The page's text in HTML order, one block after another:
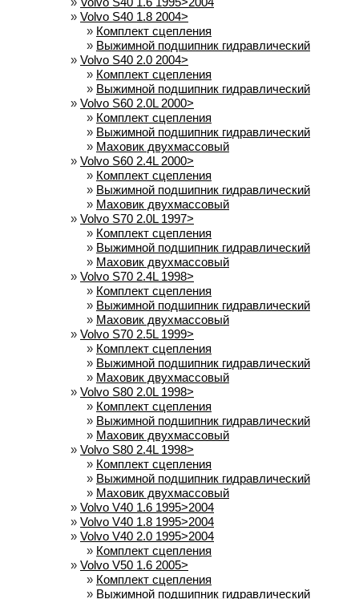
» Volvo S40 1.8 2004>
» Комплект сцепления
» Выжимной подшипник гидравлический
» Volvo S40 2.0 2004>
» Комплект сцепления
» Выжимной подшипник гидравлический
» Volvo S60 2.0L 2000>
» Комплект сцепления
» Выжимной подшипник гидравлический
» Маховик двухмассовый
» Volvo S60 2.4L 2000>
» Комплект сцепления
» Выжимной подшипник гидравлический
» Маховик двухмассовый
» Volvo S70 2.0L 1997>
» Комплект сцепления
» Выжимной подшипник гидравлический
» Маховик двухмассовый
» Volvo S70 2.4L 1998>
» Комплект сцепления
» Выжимной подшипник гидравлический
» Маховик двухмассовый
» Volvo S70 2.5L 1999>
» Комплект сцепления
» Выжимной подшипник гидравлический
» Маховик двухмассовый
» Volvo S80 2.0L 1998>
» Комплект сцепления
» Выжимной подшипник гидравлический
» Маховик двухмассовый
» Volvo S80 2.4L 1998>
» Комплект сцепления
» Выжимной подшипник гидравлический
» Маховик двухмассовый
» Volvo V40 1.6 1995>2004
» Volvo V40 1.8 1995>2004
» Volvo V40 2.0 1995>2004
» Комплект сцепления
» Volvo V50 1.6 2005>
» Комплект сцепления
» Выжимной подшипник гидравлический